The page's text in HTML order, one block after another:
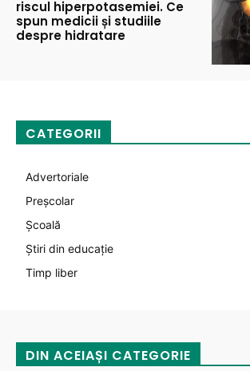
riscul hiperpotasemiei. Ce
spun medicii și studiile
despre hidratare
CATEGORII
Advertoriale
Preșcolar
Şcoală
Știri din educație
Timp liber
DIN ACEIAȘI CATEGORIE